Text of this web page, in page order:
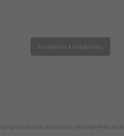
Formularz kontaktowy
oprogramowanie sklepu internetowego RedCart.pl